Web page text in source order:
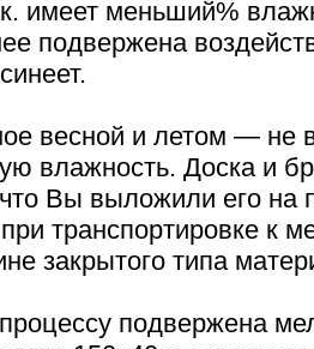
имеет меньший%
подвержена
весной и летом — не
влажность. Доска и
Вы выложили его на
транспортировке к
закрытого типа
подвержена